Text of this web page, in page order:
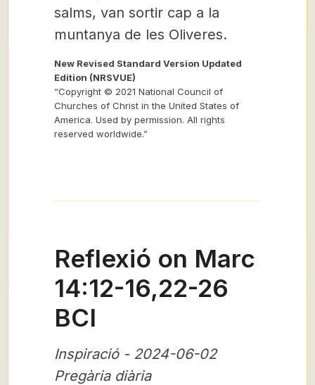
salms, van sortir cap a la
muntanya de les Oliveres.
New Revised Standard Version Updated
Edition (NRSVUE)
“Copyright © 2021 National Council of
Churches of Christ in the United States of
America. Used by permission. All rights
reserved worldwide.”
Reflexió on Marc
14:12-16,22-26
BCI
Inspiració - 2024-06-02
Pregària diària